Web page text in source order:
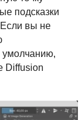
подсказки
вы не
умолчанию,
Diffusion